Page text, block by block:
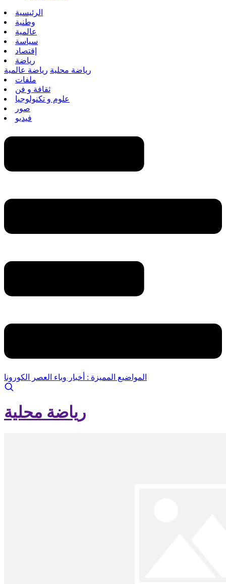
الرئيسية
وطنية
عالمية
سياسة
إقتصاد
رياضة
رياضة محلية رياضة عالمية
ملفات
ثقافة و فن
علوم و تكنولوجيا
صور
فيديو
المواضيع المميزة : أخبار وباء العصر الكورونا
رياضة محلية